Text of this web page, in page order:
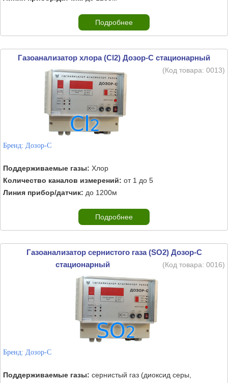
Подробнее
Газоанализатор хлора (Cl2) Дозор-С стационарный
(Код товара: 0013)
Бренд: Дозор-С
Поддерживаемые газы: Хлор
Количество каналов измерений: от 1 до 5
Линия прибор/датчик: до 1200м
Подробнее
Газоанализатор сернистого газа (SO2) Дозор-С
стационарный
(Код товара: 0016)
Бренд: Дозор-С
Поддерживаемые газы: сернистый газ (диоксид серы,